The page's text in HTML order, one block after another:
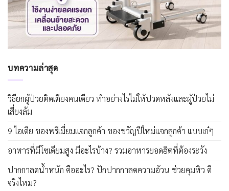
บทความล่าสุด
วิธียกผู้ป่วยติดเตียงคนเดียว ทำอย่างไรไม่ให้ปวดหลังและผู้ป่วยไม่
เสี่ยงล้ม
9 ไอเดีย ของพรีเมี่ยมแจกลูกค้า ของขวัญปีใหม่แจกลูกค้า แบบเก๋ๆ
อาหารที่มีโซเดียมสูง มีอะไรบ้าง? รวมอาหารยอดฮิตที่ต้องระวัง
ปากกาลดน้ำหนัก คืออะไร? ปักปากกาลดความอ้วน ช่วยคุมหิว ดี
จริงไหม?